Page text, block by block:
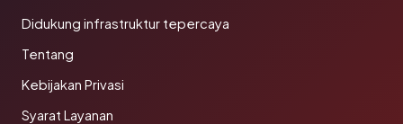
Didukung infrastruktur tepercaya
Tentang
Kebijakan Privasi
Syarat Layanan